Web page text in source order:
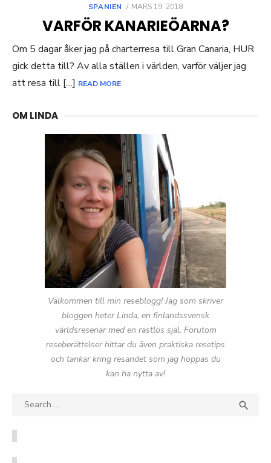
SPANIEN
POSTED
MARS 19, 2018
VARFÖR KANARIEÖARNA?
Om 5 dagar åker jag på charterresa till Gran Canaria, HUR
gick detta till? Av alla ställen i världen, varför väljer jag
att resa till […] READ MORE
OM LINDA
Välkommen till min reseblogg! Jag som skriver
bloggen heter Linda, en finlandssvensk
världsresenär med en rastlös själ. Förutom
reseberättelser hittar du även praktiska resetips
och tankar kring resandet som jag hoppas du
kan ha nytta av!
Search
